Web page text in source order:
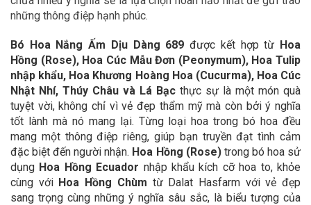
những thông điệp hạnh phúc.
Bó Hoa Nắng Ấm Dịu Dàng 689được kết hợp từ Hoa
Hồng (Rose), Hoa Cúc Mẫu Đơn (Peonymum), Hoa Tulip
nhập khẩu, Hoa Khương Hoàng Hoa (Cucurma), Hoa Cúc
Nhật Nhí, Thúy Châu và Lá Bạc thực sự là một món quà
tuyệt vời, không chỉ vì vẻ đẹp thẩm mỹ mà còn bởi ý nghĩa
tốt lành mà nó mang lại. Từng loại hoa trong bó hoa đều
mang một thông điệp riêng, giúp bạn truyền đạt tình cảm
đặc biệt đến người nhận. Hoa Hồng (Rose)trong bó hoa sử
dụng Hoa Hồng Ecuador nhập khẩu kích cỡ hoa to, khỏe
cùng với Hoa Hồng Chùm từ Dalat Hasfarm với vẻ đẹp
sang trọng cùng những ý nghĩa sâu sắc, là biểu tượng của